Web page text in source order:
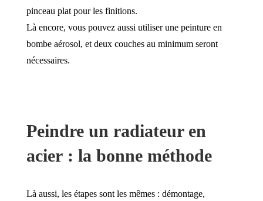
pinceau plat pour les finitions.
Là encore, vous pouvez aussi utiliser une peinture en
bombe aérosol, et deux couches au minimum seront
nécessaires.
Peindre un radiateur en
acier : la bonne méthode
Là aussi, les étapes sont les mêmes : démontage,